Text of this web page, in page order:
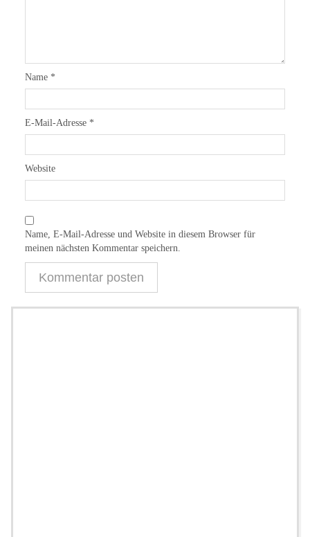
Name *
E-Mail-Adresse *
Website
Name, E-Mail-Adresse und Website in diesem Browser für
meinen nächsten Kommentar speichern.